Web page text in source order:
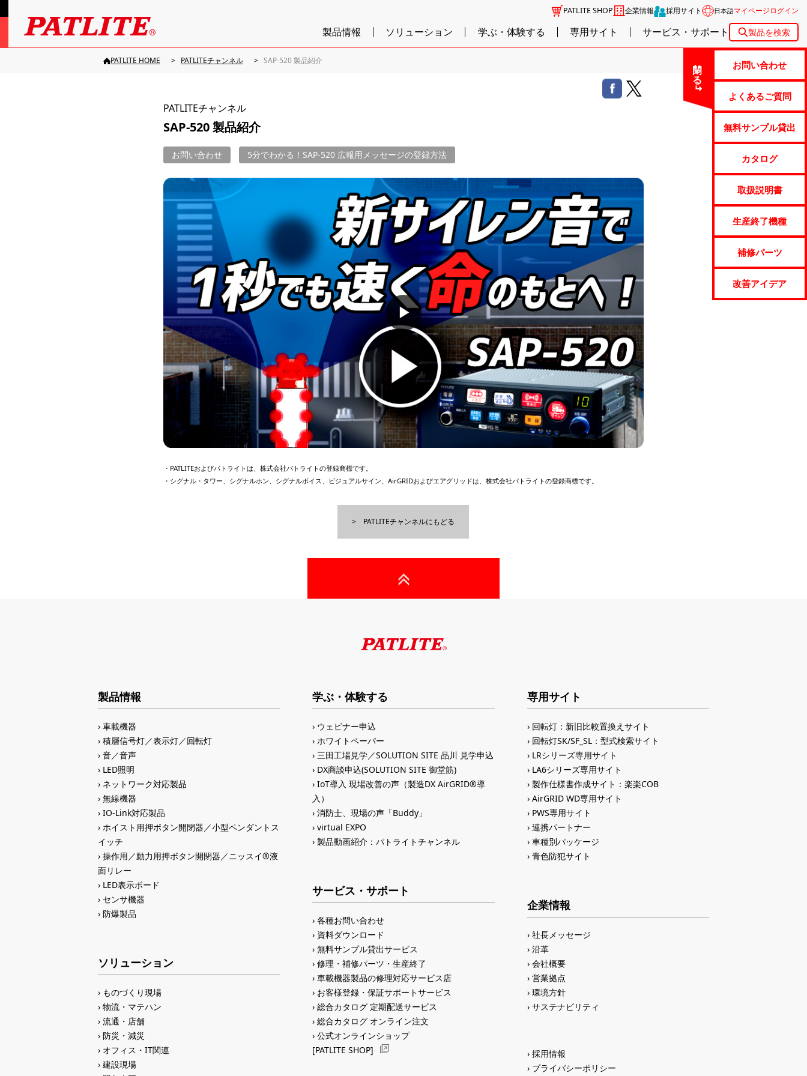
PATLITE SHOP 企業情報 採用サイト 日本語マイページログイン
製品情報 ソリューション 学ぶ・体験する 専用サイト サービス・サポート 製品を検索
閉じる お問い合わせ
よくあるご質問
無料サンプル貸出
カタログ
取扱説明書
生産終了機種
補修パーツ
改善アイデア
PATLITE HOME PATLITEチャンネル SAP-520 製品紹介
PATLITEチャンネル
SAP-520 製品紹介
お問い合わせ 5分でわかる！SAP-520 広報用メッセージの登録方法
▶
・PATLITEおよびパトライトは、株式会社パトライトの登録商標です。
・シグナル・タワー、シグナルホン、シグナルボイス、ビジュアルサイン、AirGRIDおよびエアグリッドは、株式会社パトライトの登録商標です。
PATLITEチャンネルにもどる
製品情報
車載機器
積層信号灯／表示灯／回転灯
音／音声
LED照明
ネットワーク対応製品
無線機器
IO-Link対応製品
ホイスト用押ボタン開閉器／小型ペンダントス
イッチ
操作用／動力用押ボタン開閉器／ニッスイ®液
面リレー
LED表示ボード
センサ機器
防爆製品
ソリューション
ものづくり現場
物流・マテハン
流通・店舗
防災・減災
オフィス・IT関連
建設現場
学ぶ・体験する
ウェビナー申込
ホワイトペーパー
三田工場見学／SOLUTION SITE 品川 見学申込
DX商談申込(SOLUTION SITE 御堂筋)
IoT導入 現場改善の声（製造DX AirGRID®導
入）
消防士、現場の声「Buddy」
virtual EXPO
製品動画紹介：パトライトチャンネル
サービス・サポート
各種お問い合わせ
資料ダウンロード
無料サンプル貸出サービス
修理・補修パーツ・生産終了
車載機器製品の修理対応サービス店
お客様登録・保証サポートサービス
総合カタログ 定期配送サービス
総合カタログ オンライン注文
公式オンラインショップ
[PATLITE SHOP]
専用サイト
回転灯：新旧比較置換えサイト
回転灯SK/SF_SL：型式検索サイト
LRシリーズ専用サイト
LA6シリーズ専用サイト
製作仕様書作成サイト：楽楽COB
AirGRID WD専用サイト
PWS専用サイト
連携パートナー
車種別パッケージ
青色防犯サイト
企業情報
社長メッセージ
沿革
会社概要
営業拠点
環境方針
サステナビリティ
採用情報
プライバシーポリシー